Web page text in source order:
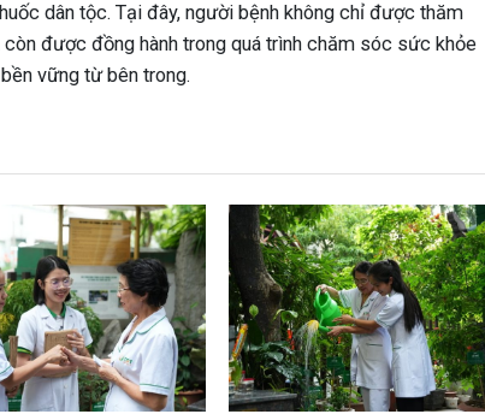
dân tộc. Tại đây, người bệnh không chỉ được thăm
được đồng hành trong quá trình chăm sóc sức khỏe
vững từ bên trong.